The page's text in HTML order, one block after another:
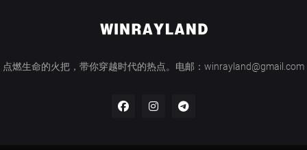
点燃生命的火把，带你穿越时代的热点。电邮：winrayland@gmail.com